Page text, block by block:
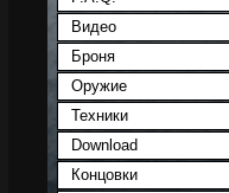
Видео
Броня
Оружие
Техники
Download
Концовки